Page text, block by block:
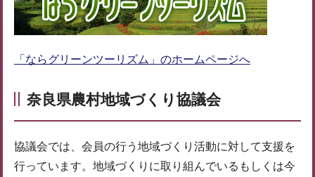
「ならグリーンツーリズム」のホームページへ
奈良県農村地域づくり協議会
協議会では、会員の行う地域づくり活動に対して支援を
行っています。地域づくりに取り組んでいるもしくは今